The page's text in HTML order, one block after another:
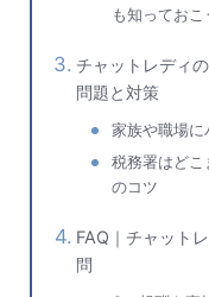
も知っておこ
チャットレディ
問題と対策
家族や職場
税務署はどこ
のコツ
FAQ｜チャット
問